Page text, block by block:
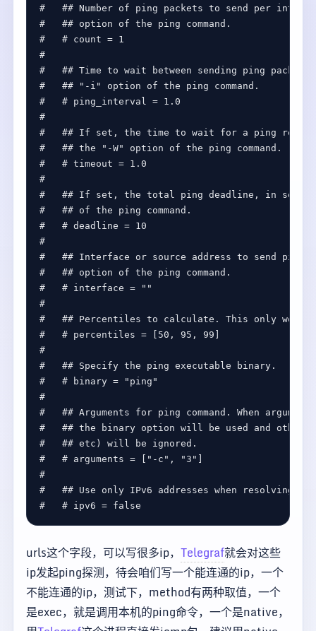
#   ## Number of ping packets to send per
#   ## option of the ping command.
#   # count = 1
#
#   ## Time to wait between sending ping
#   ## "-i" option of the ping command.
#   # ping_interval = 1.0
#
#   ## If set, the time to wait for a ping
#   ## the "-W" option of the ping command.
#   # timeout = 1.0
#
#   ## If set, the total ping deadline, in
#   ## of the ping command.
#   # deadline = 10
#
#   ## Interface or source address to send
#   ## option of the ping command.
#   # interface = ""
#
#   ## Percentiles to calculate. This only works
#   # percentiles = [50, 95, 99]
#
#   ## Specify the ping executable binary.
#   # binary = "ping"
#
#   ## Arguments for ping command. When
#   ## the binary option will be used and other
#   ## etc) will be ignored.
#   # arguments = ["-c", "3"]
#
#   ## Use only IPv6 addresses when resolving a
#   # ipv6 = false
urls这个字段，可以写很多ip， Telegraf就会对这些
ip发起ping探测，待会咱们写一个能连通的ip，一个
不能连通的ip，测试下，method有两种取值，一个
是exec，就是调用本机的ping命令，一个是native，